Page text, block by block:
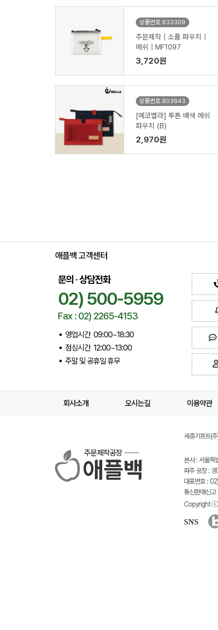
상품번호 833309
주문제작｜소품 파우치｜
메쉬｜MF1097
3,720원
상품번호 803643
[에코벨라] 투톤 배색 메쉬
파우치 (B)
2,970원
애플백 고객센터
문의 · 상담전화
02) 500-5959
Fax : 02) 2265-4153
영업시간 09:00~18:30
점심시간 12:00~13:00
주말 및 공휴일 휴무
회사소개 오시는길 이용약관
주문제작공장
세종기프트(
본사 : 서울
파주 공장 :
대표번호 :
통신판매신
Copyright ⓒ
SNS